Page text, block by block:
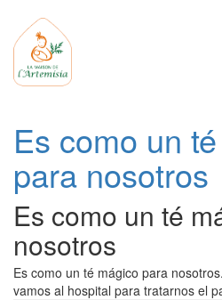
Es como un
para nosotros
Es como un té
nosotros
Es como un té mágico para
vamos al hospital para tratarnos el